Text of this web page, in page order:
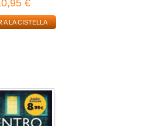
€
A LA CISTELLA